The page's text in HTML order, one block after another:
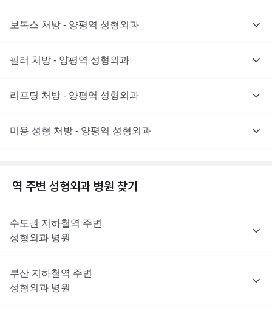
보톡스 처방 - 양평역 성형외과
필러 처방 - 양평역 성형외과
리프팅 처방 - 양평역 성형외과
미용 성형 처방 - 양평역 성형외과
역 주변 성형외과 병원 찾기
수도권 지하철역 주변
성형외과 병원
부산 지하철역 주변
성형외과 병원